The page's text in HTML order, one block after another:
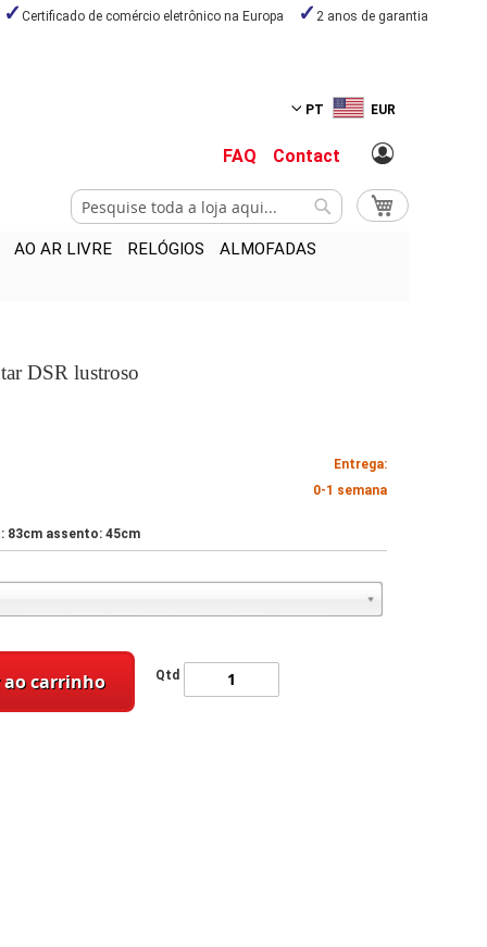
Certificado de comércio eletrônico na Europa 2 anos de garantia
PT EUR
FAQ Contact
O Meu Carrinho
Pesquisa
AO AR LIVRE RELÓGIOS
ALMOFADAS
DSR lustroso
Entrega:
0-1 semana
83cm assento: 45cm
Qtd
carrinho